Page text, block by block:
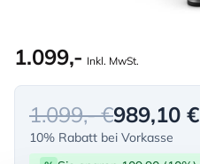
1.099,- Inkl. MwSt.
1.099,- €989,10 €
10% Rabatt bei Vorkasse